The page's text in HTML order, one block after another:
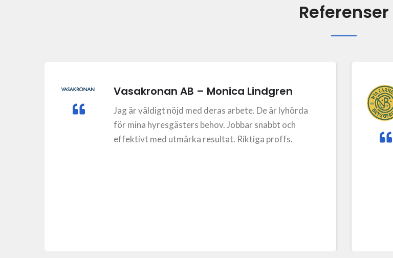
Referenser
Vasakronan AB – Monica Lindgren
Jag är väldigt nöjd med deras arbete. De är lyhörda
för mina hyresgästers behov. Jobbar snabbt och
effektivt med utmärka resultat. Riktiga proffs.